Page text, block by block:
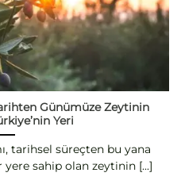
Günümüze Zeytinin
Yeri
tarihsel süreçten bu yana
sahip olan zeytinin [...]